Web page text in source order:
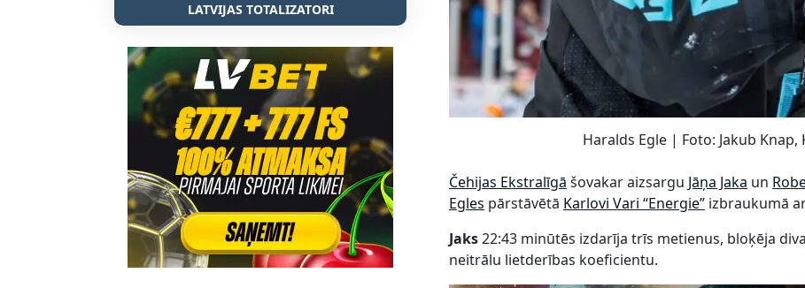
LATVIJAS TOTALIZATORI
Haralds Egle | Foto: Jakub Knap,
Čehijas Ekstralīgā šovakar aizsargu Jāņa Jaka un
Egles pārstāvētā Karlovi Vari “Energie” izbraukumā
Jaks22:43 minūtēs izdarīja trīs metienus, bloķēja
neitrālu lietderības koeficientu.